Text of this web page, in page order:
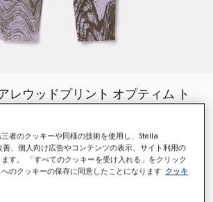
レウッドプリント オプティム ト
ロウ/トレースオリーブ
者のクッキーや同様の技術を使用し、Stella
、個人向け広告やコンテンツの表示、サイト利用の
す。 「すべてのクッキーを受け入れる」をクリック
のクッキーの保存に同意したことになります クッキ